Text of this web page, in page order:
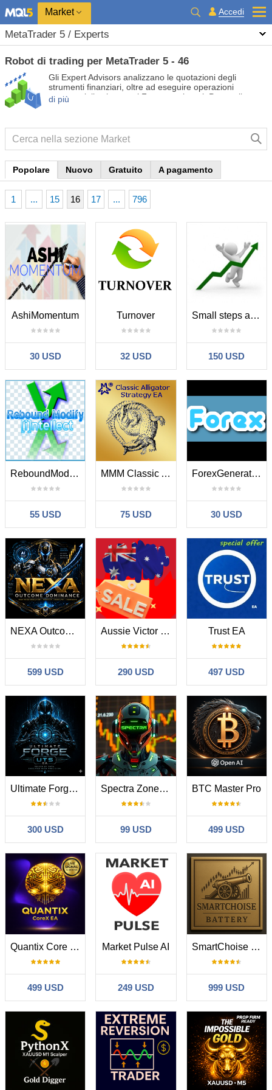
Market Accedi
MetaTrader 5 / Experts
Robot di trading per MetaTrader 5 - 46
Gli Expert Advisors analizzano le quotazioni degli
strumenti finanziari, oltre ad eseguire operazioni
commerciali sui mercati Forex e azionari. Prova gli
Expert Advisors gratuiti e a pagamento in modo da
di più
Popolare Nuovo Gratuito A pagamento
1 ... 15 16 17 ... 796
AshiMomentum
30 USD
Turnover
32 USD
Small steps are big peaks
150 USD
ReboundModifyIntellect
55 USD
MMM Classic Alligator EA
75 USD
ForexGenerated
30 USD
NEXA Outcome Dominance
599 USD
Aussie Victor MT5
290 USD
Trust EA
497 USD
Ultimate Forge UTS
300 USD
Spectra Zone Scalper
99 USD
BTC Master Pro
499 USD
Quantix Core G33 EA
499 USD
Market Pulse AI
249 USD
SmartChoise Battery
999 USD